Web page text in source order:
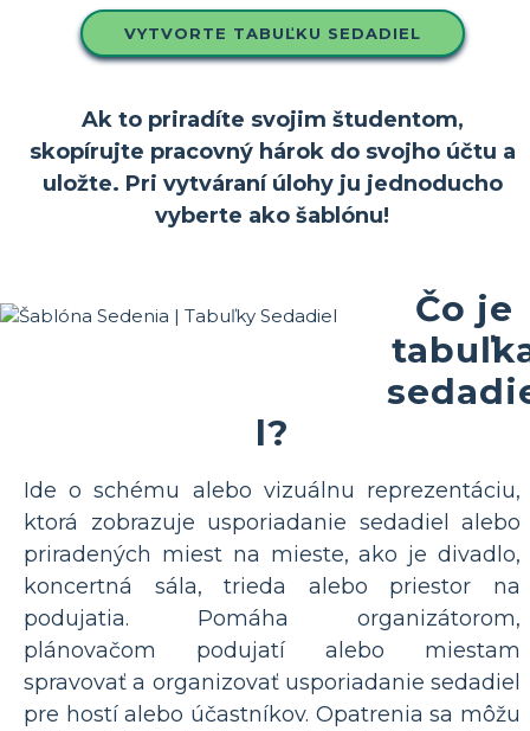
VYTVORTE TABUĽKU SEDADIEL
Ak to priradíte svojim študentom,
skopírujte pracovný hárok do svojho účtu a
uložte. Pri vytváraní úlohy ju jednoducho
vyberte ako šablónu!
Čo je
l?
Ide o schému alebo vizuálnu reprezentáciu,
ktorá zobrazuje usporiadanie sedadiel alebo
priradených miest na mieste, ako je divadlo,
koncertná sála, trieda alebo priestor na
podujatia. Pomáha organizátorom,
plánovačom podujatí alebo miestam
spravovať a organizovať usporiadanie sedadiel
pre hostí alebo účastníkov. Opatrenia sa môžu